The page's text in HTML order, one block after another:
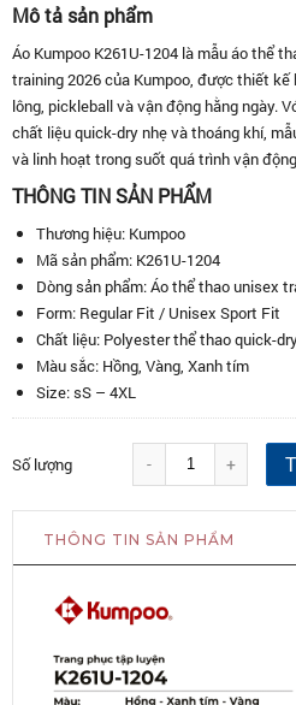
Mô tả sản phẩm
Áo Kumpoo K261U-1204 là mẫu áo thể
training 2026 của Kumpoo, được thiết
lông, pickleball và vận động hằng ngày.
chất liệu quick-dry nhẹ và thoáng khí,
và linh hoạt trong suốt quá trình vận
THÔNG TIN SẢN PHẨM
Thương hiệu: Kumpoo
Mã sản phẩm: K261U-1204
Dòng sản phẩm: Áo thể thao unisex
Form: Regular Fit / Unisex Sport Fit
Chất liệu: Polyester thể thao quick-
Màu sắc: Hồng, Vàng, Xanh tím
Size: sS – 4XL
Số lượng - +
THÔNG TIN SẢN PHẨM